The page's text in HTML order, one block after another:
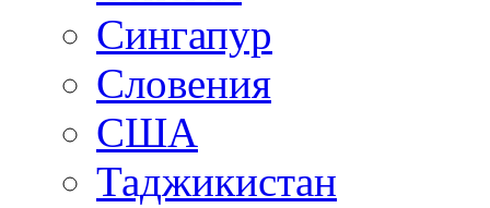
Сингапур
Словения
США
Таджикистан